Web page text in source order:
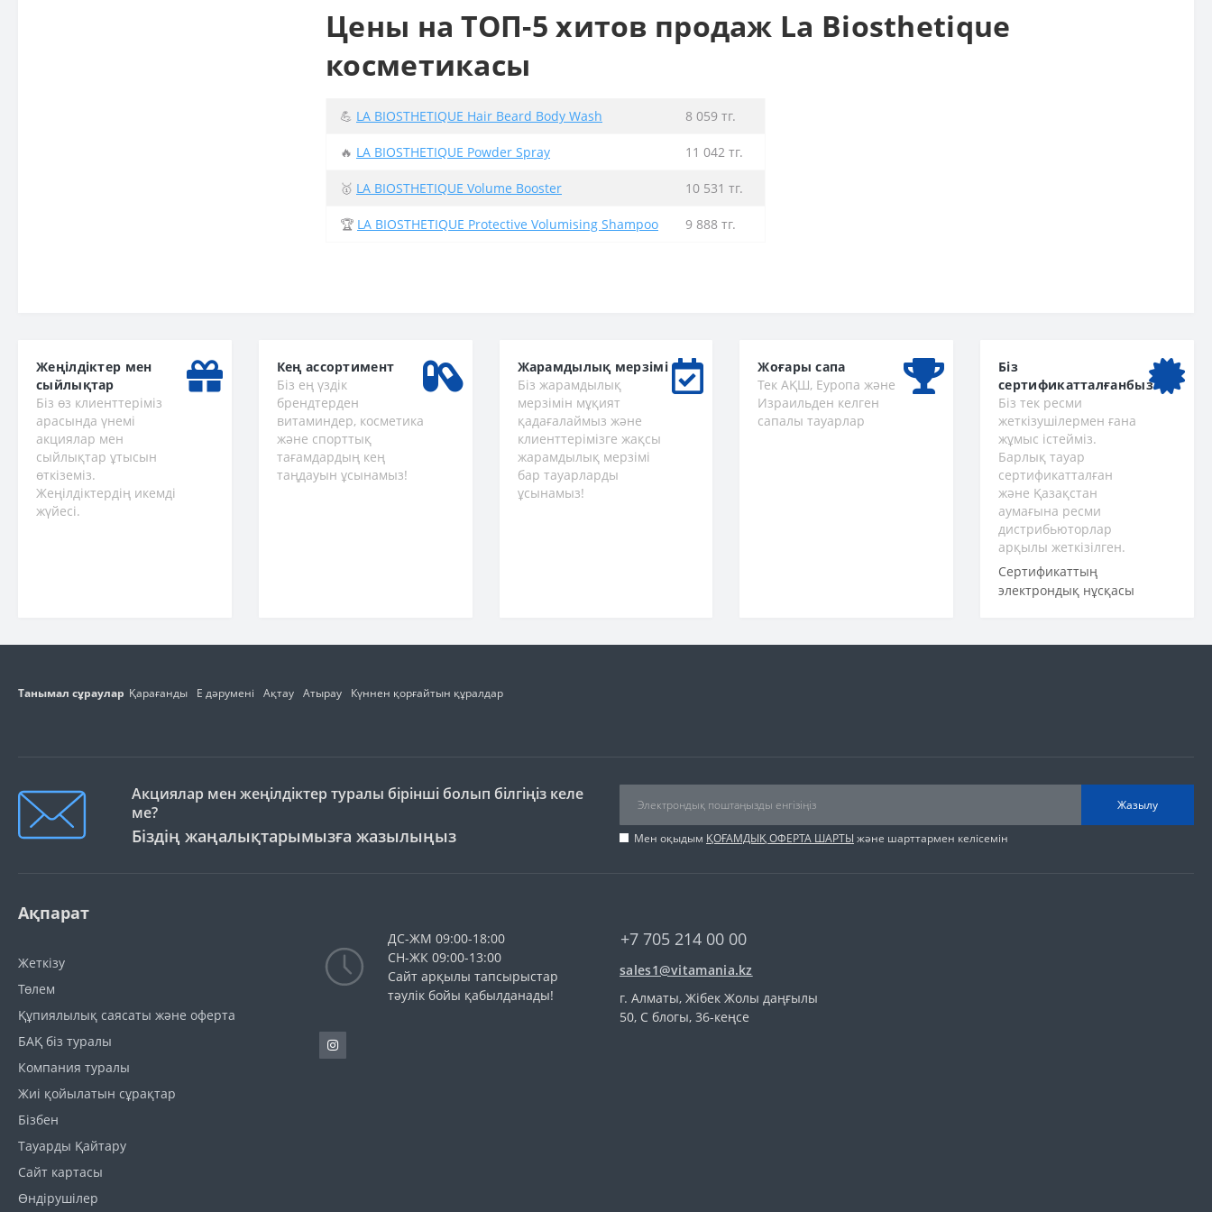
Цены на ТОП-5 хитов продаж La Biosthetique
косметикасы
💪 LA BIOSTHETIQUE Hair Beard Body Wash 8 059 тг.
🔥 LA BIOSTHETIQUE Powder Spray 11 042 тг.
🥇 LA BIOSTHETIQUE Volume Booster 10 531 тг.
🏆 LA BIOSTHETIQUE Protective Volumising Shampoo 9 888 тг.
Жеңілдіктер мен
сыйлықтар
Біз өз клиенттеріміз
арасында үнемі
акциялар мен
сыйлықтар ұтысын
өткіземіз.
Жеңілдіктердің икемді
жүйесі.
Кең ассортимент
Біз ең үздік
брендтерден
витаминдер, косметика
және спорттық
тағамдардың кең
таңдауын ұсынамыз!
Жарамдылық мерзімі
Біз жарамдылық
мерзімін мұқият
қадағалаймыз және
клиенттерімізге жақсы
жарамдылық мерзімі
бар тауарларды
ұсынамыз!
Жоғары сапа
Тек АҚШ, Еуропа және
Израильден келген
сапалы тауарлар
Біз
сертификатталғанбыз
Біз тек ресми
жеткізушілермен ғана
жұмыс істейміз.
Барлық тауар
сертификатталған
және Қазақстан
аумағына ресми
дистрибьюторлар
арқылы жеткізілген.
Сертификаттың
электрондық нұсқасы
Танымал сұраулар Қарағанды E дәрумені Ақтау Атырау Күннен қорғайтын құралдар
Акциялар мен жеңілдіктер туралы бірінші болып білгіңіз келе
ме?
Біздің жаңалықтарымызға жазылыңыз
Жазылу
Мен оқыдым ҚОҒАМДЫҚ ОФЕРТА ШАРТЫ және шарттармен келісемін
Ақпарат
Жеткізу
Төлем
Құпиялылық саясаты және оферта
БАҚ біз туралы
Компания туралы
Жиі қойылатын сұрақтар
Бізбен
Тауарды Қайтару
Сайт картасы
Өндірушілер
ДС-ЖМ 09:00-18:00
СН-ЖК 09:00-13:00
Сайт арқылы тапсырыстар
тәулік бойы қабылданады!
+7 705 214 00 00
sales1@vitamania.kz
г. Алматы, Жібек Жолы даңғылы
50, С блогы, 36-кеңсе